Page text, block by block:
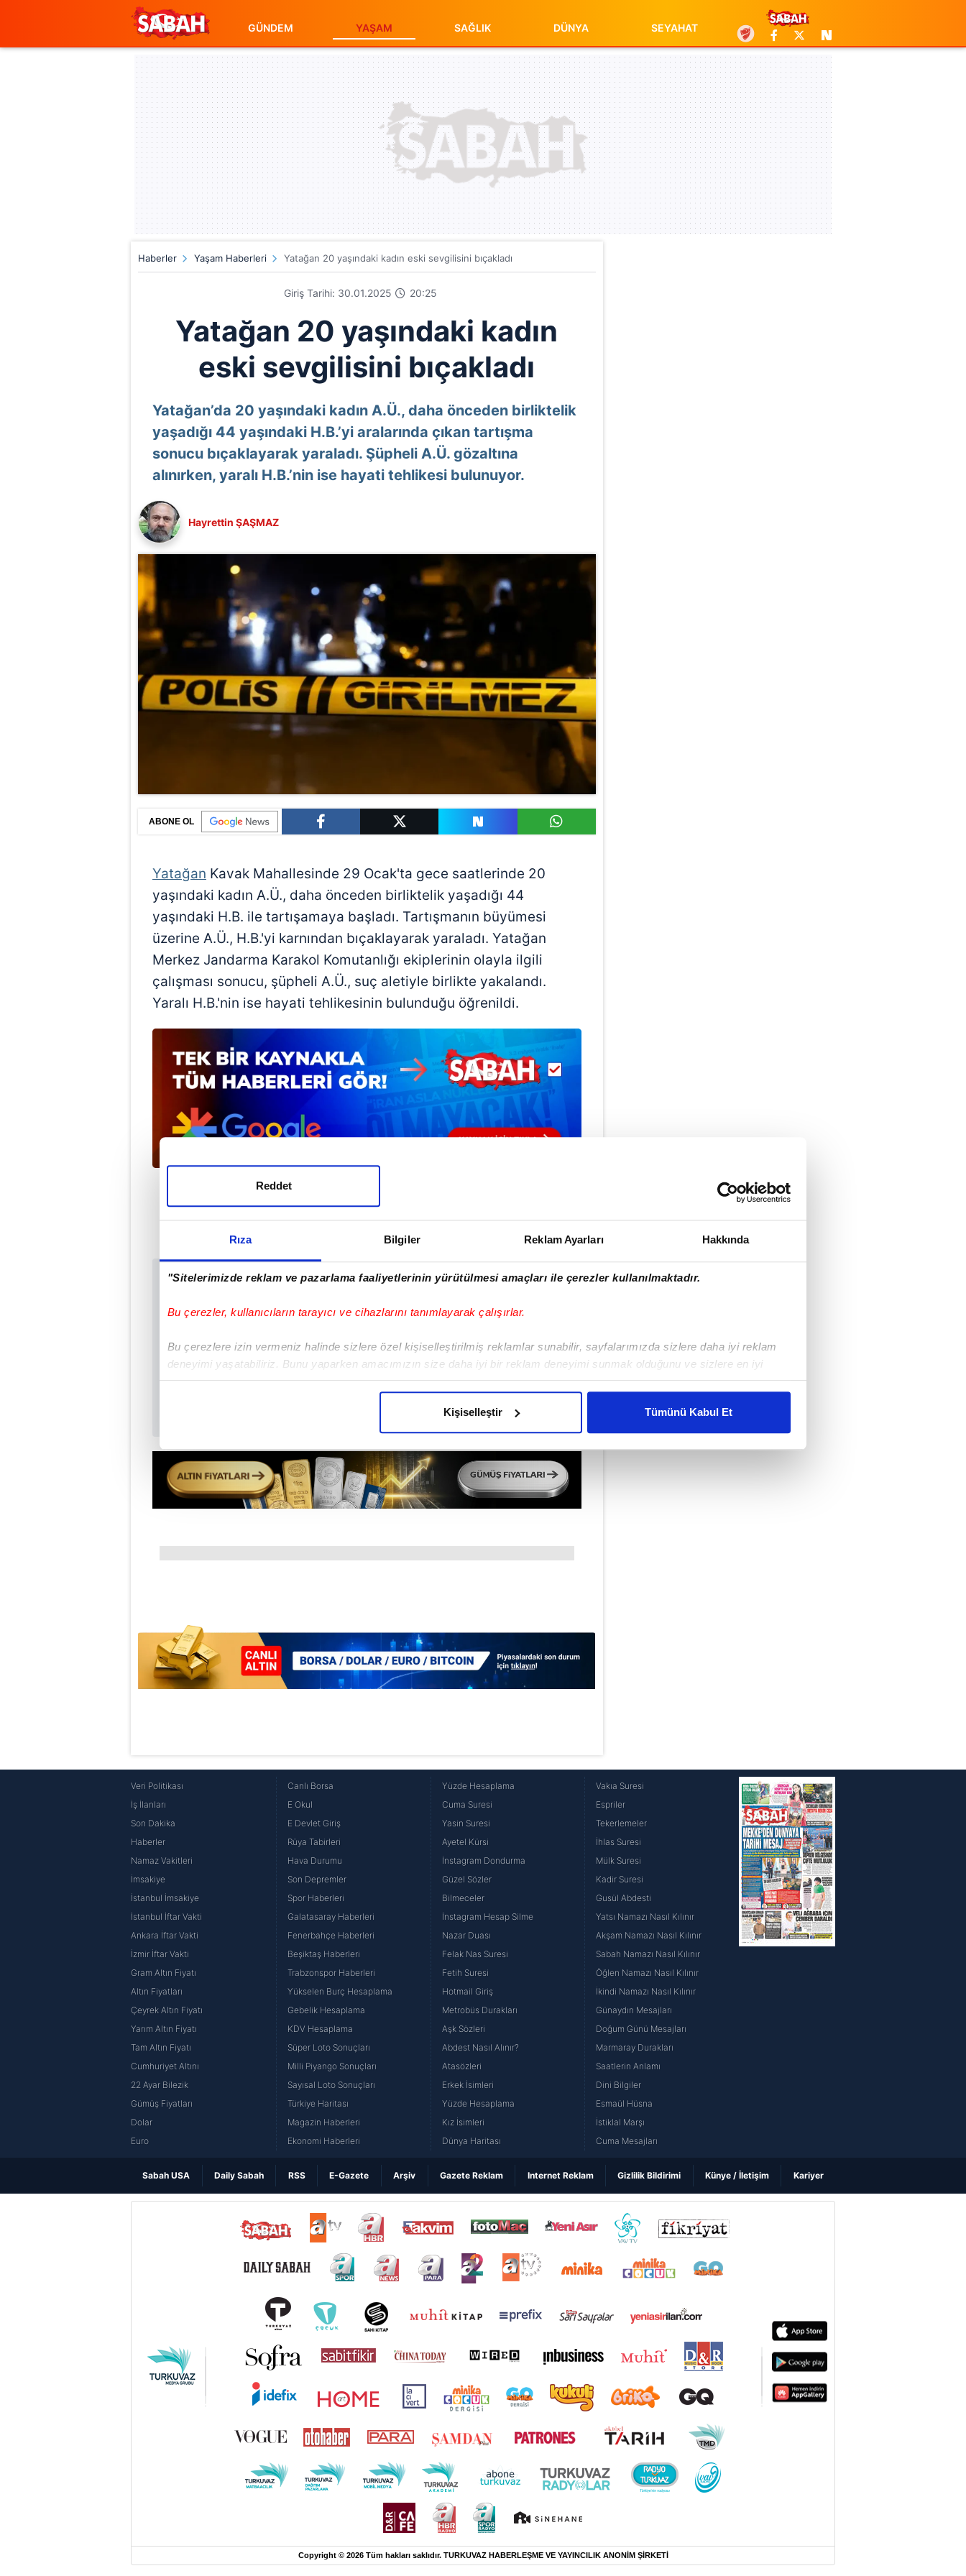
Rıza Bilgiler Reklam Ayarları Hakkında
"Sitelerimizde reklam ve pazarlama faaliyetlerinin yürütülmesi amaçları ile çerezler kullanılmaktadır.
Bu çerezler, kullanıcıların tarayıcı ve cihazlarını tanımlayarak çalışırlar.
Bu çerezlere izin vermeniz halinde sizlere özel kişiselleştirilmiş reklamlar sunabilir, sayfalarımızda sizlere daha iyi reklam
deneyimi yaşatabiliriz. Bunu yaparken amacımızın size daha iyi bir reklam deneyimi sunmak olduğunu ve sizlere en iyi
içerikleri sunabilmek adına elimizden gelen çabayı gösterdiğimizi ve bu noktada, reklamların maliyetlerimizi karşılamak
noktasında tek gelir kalemimiz olduğunu sizlere hatırlatmak isteriz.
Her halükârda, kullanıcılar, bu çerezlere izin vermedikleri takdirde, kullanıcılara hedefli reklamlar gösterilmeyecektir."
Sizlere daha iyi bir hizmet sunabilmek için İnternet Sitemizde kendimize ve üçüncü kişilere ait çerezler kullanılmaktadır. Bu
çerezler vasıtasıyla çeşitli kişisel verileriniz işlenmekte olup gerekli olan çerezler bilgi toplumu hizmetlerinin sunulması
amacıyla kullanılmaktadır. Diğer çerezler, sitemizin daha işlevsel kılınması ve kişiselleştirilmesi ve sizlere yönelik
mevzuata uygun olarak kullanılan çerezlerle ilgili bilgi almak için lütfen
Reddet
Kişiselleştir Tümünü Kabul Et
GÜNDEM YAŞAM SAĞLIK DÜNYA SEYAHAT
Haberler Yaşam Haberleri Yatağan 20 yaşındaki kadın eski sevgilisini bıçakladı
Giriş Tarihi: 30.01.2025 20:25
Yatağan 20 yaşındaki kadın
eski sevgilisini bıçakladı
Yatağan’da 20 yaşındaki kadın A.Ü., daha önceden birliktelik
yaşadığı 44 yaşındaki H.B.’yi aralarında çıkan tartışma
sonucu bıçaklayarak yaraladı. Şüpheli A.Ü. gözaltına
alınırken, yaralı H.B.’nin ise hayati tehlikesi bulunuyor.
Hayrettin ŞAŞMAZ
ABONE OL
Yatağan Kavak Mahallesinde 29 Ocak'ta gece saatlerinde 20
yaşındaki kadın A.Ü., daha önceden birliktelik yaşadığı 44
yaşındaki H.B. ile tartışamaya başladı. Tartışmanın büyümesi
üzerine A.Ü., H.B.'yi karnından bıçaklayarak yaraladı. Yatağan
Merkez Jandarma Karakol Komutanlığı ekiplerinin olayla ilgili
çalışması sonucu, şüpheli A.Ü., suç aletiyle birlikte yakalandı.
Yaralı H.B.'nin ise hayati tehlikesinin bulunduğu öğrenildi.
Sabah.com.tr Uygulamamızı İndirin
Uygulamalara Özel Ayrıcalıkları Keşfedin!
Veri Politikası
İş İlanları
Son Dakika
Haberler
Namaz Vakitleri
İmsakiye
İstanbul İmsakiye
İstanbul İftar Vakti
Ankara İftar Vakti
İzmir İftar Vakti
Gram Altın Fiyatı
Altın Fiyatları
Çeyrek Altın Fiyatı
Yarım Altın Fiyatı
Tam Altın Fiyatı
Cumhuriyet Altını
22 Ayar Bilezik
Gümüş Fiyatları
Dolar
Euro
Canlı Borsa
E Okul
E Devlet Giriş
Rüya Tabirleri
Hava Durumu
Son Depremler
Spor Haberleri
Galatasaray Haberleri
Fenerbahçe Haberleri
Beşiktaş Haberleri
Trabzonspor Haberleri
Yükselen Burç Hesaplama
Gebelik Hesaplama
KDV Hesaplama
Süper Loto Sonuçları
Milli Piyango Sonuçları
Sayısal Loto Sonuçları
Türkiye Haritası
Magazin Haberleri
Ekonomi Haberleri
Yüzde Hesaplama
Cuma Suresi
Yasin Suresi
Ayetel Kürsi
İnstagram Dondurma
Güzel Sözler
Bilmeceler
İnstagram Hesap Silme
Nazar Duası
Felak Nas Suresi
Fetih Suresi
Hotmail Giriş
Metrobüs Durakları
Aşk Sözleri
Abdest Nasıl Alınır?
Atasözleri
Erkek İsimleri
Yüzde Hesaplama
Kız İsimleri
Dünya Haritası
Vakıa Suresi
Espriler
Tekerlemeler
İhlas Suresi
Mülk Suresi
Kadir Suresi
Gusül Abdesti
Yatsı Namazı Nasıl Kılınır
Akşam Namazı Nasıl Kılınır
Sabah Namazı Nasıl Kılınır
Öğlen Namazı Nasıl Kılınır
İkindi Namazı Nasıl Kılınır
Günaydın Mesajları
Doğum Günü Mesajları
Marmaray Durakları
Saatlerin Anlamı
Dini Bilgiler
Esmaül Hüsna
İstiklal Marşı
Cuma Mesajları
Sabah USA Daily Sabah RSS E-Gazete Arşiv Gazete Reklam Internet Reklam Gizlilik Bildirimi Künye / İletişim Kariyer
Copyright © 2026 Tüm hakları saklıdır. TURKUVAZ HABERLEŞME VE YAYINCILIK ANONİM ŞİRKETİ